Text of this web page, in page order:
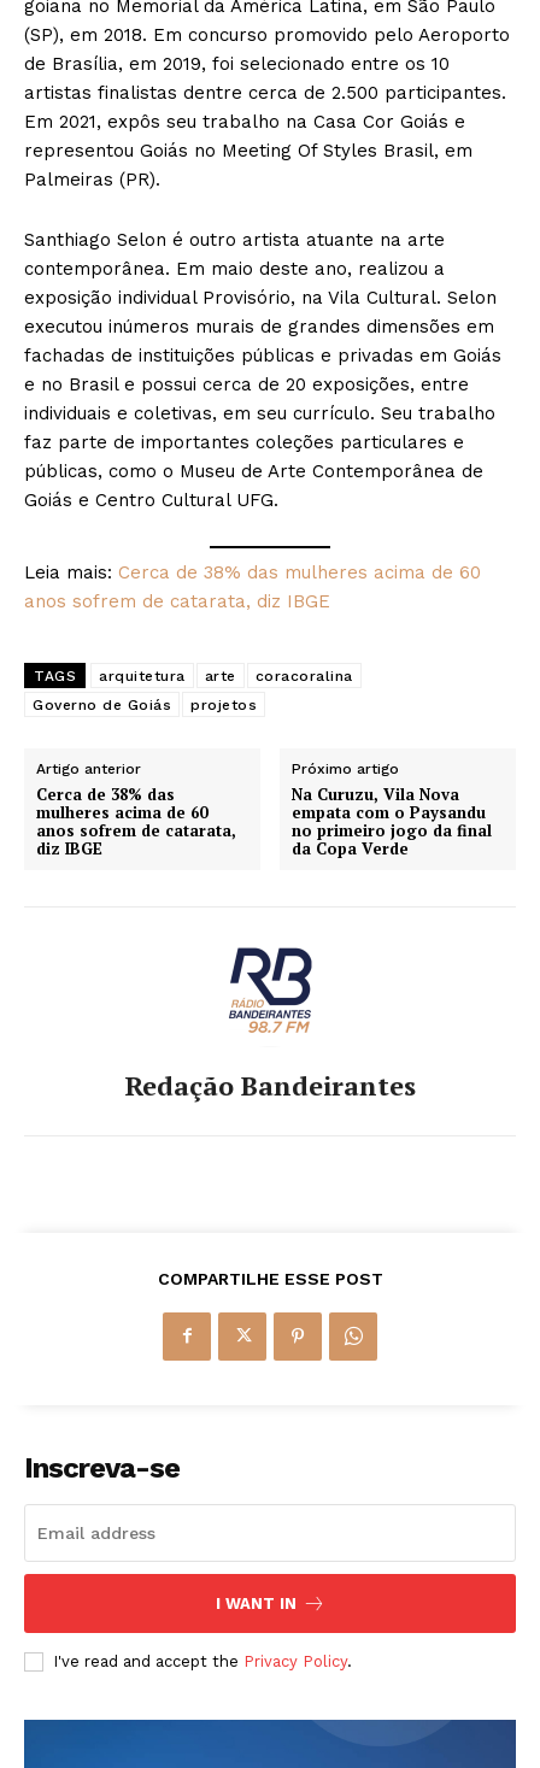
goiana no Memorial da América Latina, em São Paulo
(SP), em 2018. Em concurso promovido pelo Aeroporto
de Brasília, em 2019, foi selecionado entre os 10
artistas finalistas dentre cerca de 2.500 participantes.
Em 2021, expôs seu trabalho na Casa Cor Goiás e
representou Goiás no Meeting Of Styles Brasil, em
Palmeiras (PR).
Santhiago Selon é outro artista atuante na arte
contemporânea. Em maio deste ano, realizou a
exposição individual Provisório, na Vila Cultural. Selon
executou inúmeros murais de grandes dimensões em
fachadas de instituições públicas e privadas em Goiás
e no Brasil e possui cerca de 20 exposições, entre
individuais e coletivas, em seu currículo. Seu trabalho
faz parte de importantes coleções particulares e
públicas, como o Museu de Arte Contemporânea de
Goiás e Centro Cultural UFG.
Leia mais: Cerca de 38% das mulheres acima de 60
anos sofrem de catarata, diz IBGE
TAGS arquitetura arte
coracoralina
Governo de Goiás
projetos
Artigo anterior
Cerca de 38% das
mulheres acima de 60
anos sofrem de catarata,
diz IBGE
Próximo artigo
Na Curuzu, Vila Nova
empata com o Paysandu
no primeiro jogo da final
da Copa Verde
Redação Bandeirantes
COMPARTILHE ESSE POST
Inscreva-se
I WANT IN
I've read and accept the Privacy Policy.